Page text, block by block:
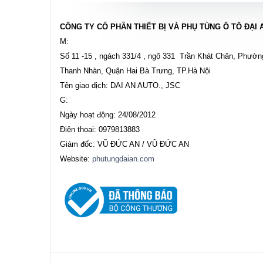
CÔNG TY CỔ PHẦN THIẾT BỊ VÀ PHỤ TÙNG Ô TÔ ĐẠI
M:
Số 11 -15 , ngách 331/4 , ngõ 331 Trần Khát Chân,
Thanh Nhàn, Quận Hai Bà Trưng, TP.Hà Nội
Tên giao dịch: DAI AN AUTO., JSC
G:
Ngày hoạt động: 24/08/2012
Điện thoại: 0979813883
Giám đốc: VŨ ĐỨC AN / VŨ ĐỨC AN
Website: phutungdaian.com